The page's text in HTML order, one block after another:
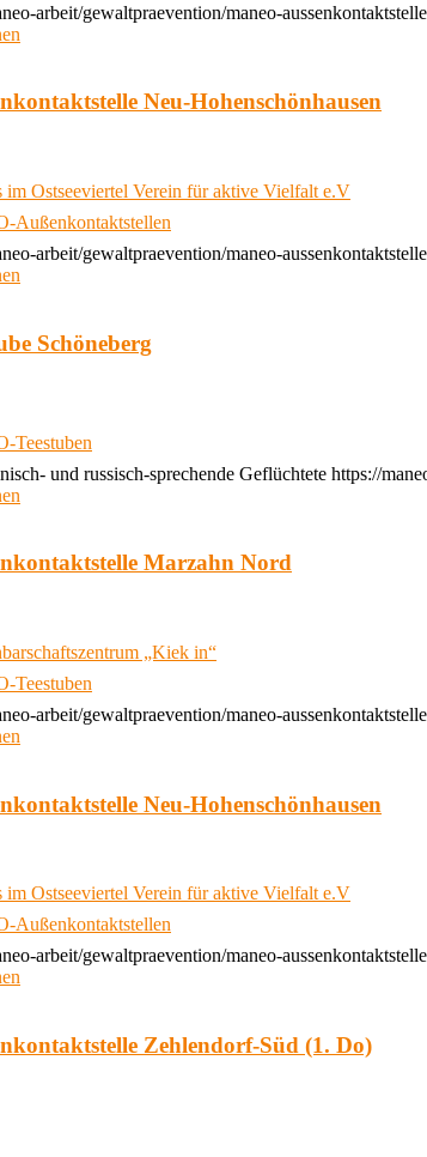
arbeit/gewaltpraevention/maneo-
Neu-Hohenschönhausen
im Ostseeviertel Verein für aktive Vielfalt e.V
Außenkontaktstellen
arbeit/gewaltpraevention/maneo-
Schöneberg
Teestuben
und russisch-sprechende Geflüchtete https://
Marzahn Nord
„Kiek in“
Teestuben
arbeit/gewaltpraevention/maneo-
Neu-Hohenschönhausen
im Ostseeviertel Verein für aktive Vielfalt e.V
Außenkontaktstellen
arbeit/gewaltpraevention/maneo-
Zehlendorf-Süd (1. Do)